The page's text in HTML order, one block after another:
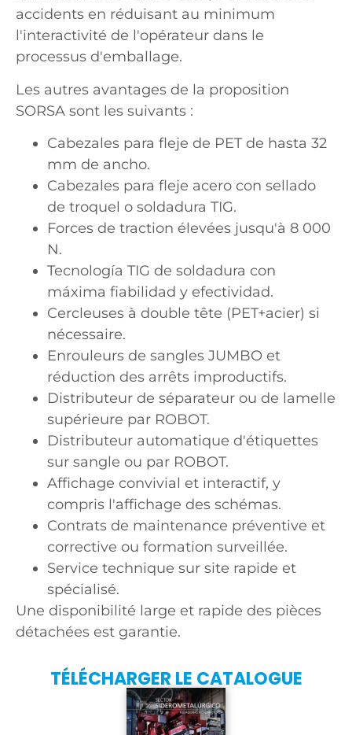
accidents en réduisant au minimum
l'interactivité de l'opérateur dans le
processus d'emballage.
Les autres avantages de la proposition
SORSA sont les suivants :
Cabezales para fleje de PET de hasta 32
mm de ancho.
Cabezales para fleje acero con sellado
de troquel o soldadura TIG.
Forces de traction élevées jusqu'à 8 000
N.
Tecnología TIG de soldadura con
máxima fiabilidad y efectividad.
Cercleuses à double tête (PET+acier) si
nécessaire.
Enrouleurs de sangles JUMBO et
réduction des arrêts improductifs.
Distributeur de séparateur ou de lamelle
supérieure par ROBOT.
Distributeur automatique d'étiquettes
sur sangle ou par ROBOT.
Affichage convivial et interactif, y
compris l'affichage des schémas.
Contrats de maintenance préventive et
corrective ou formation surveillée.
Service technique sur site rapide et
spécialisé.
Une disponibilité large et rapide des pièces
détachées est garantie.
TÉLÉCHARGER LE CATALOGUE